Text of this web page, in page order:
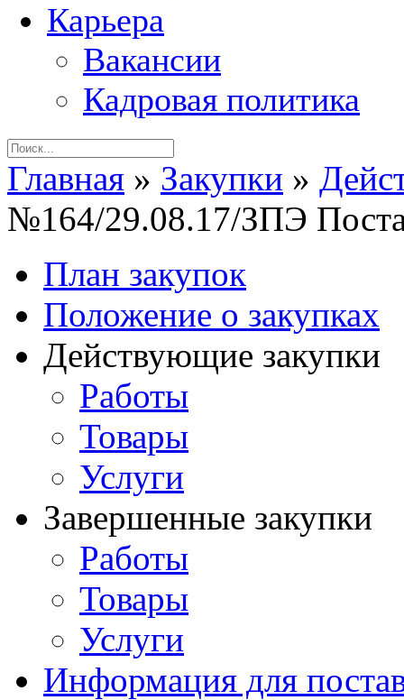
Карьера
Вакансии
Кадровая политика
Главная » Закупки »
№164/29.08.17/ЗПЭ
План закупок
Положение о закупках
Действующие закупки
Работы
Товары
Услуги
Завершенные закупки
Работы
Товары
Услуги
Информация для